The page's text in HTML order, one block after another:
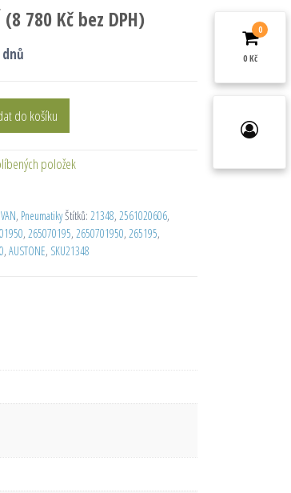
(8 780 Kčbez DPH)
do košíku
položek
, PneumatikyŠtítků: 21348, 2561020606,
, 265070195, 2650701950, 265195,
, AUSTONE, SKU21348
0
0 Kč